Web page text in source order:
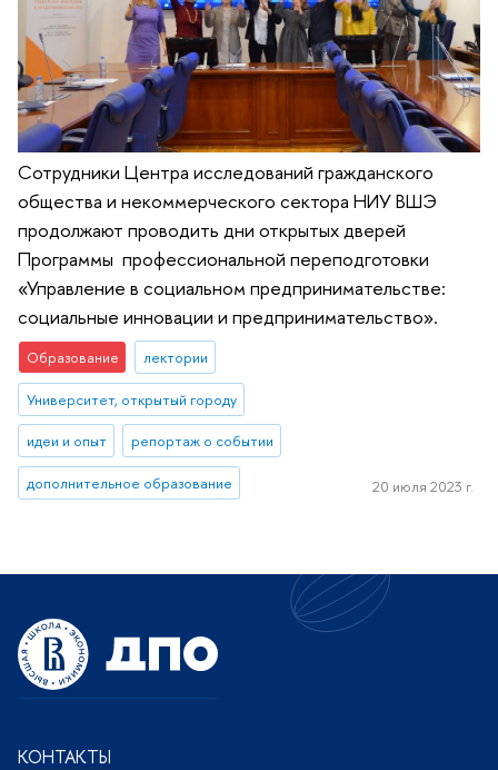
Сотрудники Центра исследований гражданского
общества и некоммерческого сектора НИУ ВШЭ
продолжают проводить дни открытых дверей
Программы профессиональной переподготовки
«Управление в социальном предпринимательстве:
социальные инновации и предпринимательство».
Образование лектории
Университет, открытый городу
идеи и опыт репортаж о событии
дополнительное образование 20 июля 2023 г.
КОНТАКТЫ